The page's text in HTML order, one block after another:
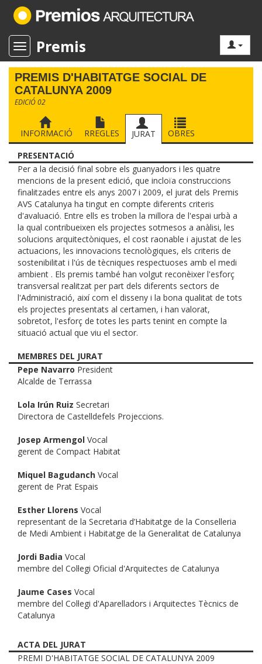
Toggle navigation
Premis
PREMIS D'HABITATGE SOCIAL DE
CATALUNYA 2009
EDICIÓ 02
INFORMACIÓ RREGLES JURAT
OBRES
PRESENTACIÓ
Per a la decisió final sobre els guanyadors i les quatre
mencions de la present edició, que incloïa construccions
finalitzades entre els anys 2007 i 2009, el jurat dels Premis
AVS Catalunya ha tingut en compte diferents criteris
d'avaluació. Entre ells es troben la millora de l'espai urbà a
la qual contribueixen els projectes sotmesos a anàlisi, les
solucions arquitectòniques, el cost raonable i ajustat de les
actuacions, les innovacions tecnològiques, els criteris de
sostenibilitat i l'ús de tècniques respectuoses amb el medi
ambient . Els premis també han volgut reconèixer l'esforç
transversal realitzat per part dels diferents sectors de
l'Administració, així com el disseny i la bona qualitat de tots
els projectes presentats al certamen, i han valorat,
sobretot, l'esforç de totes les parts tenint en compte la
situació actual que viu el sector.
MEMBRES DEL JURAT
Pepe Navarro President
Alcalde de Terrassa
Lola Irún Ruiz Secretari
Directora de Castelldefels Projeccions.
Josep Armengol Vocal
gerent de Compact Habitat
Miquel Bagudanch Vocal
gerent de Prat Espais
Esther Llorens Vocal
representant de la Secretaria d’Habitatge de la Conselleria
de Medi Ambient i Habitatge de la Generalitat de Catalunya
Jordi Badia Vocal
membre del Col·legi Oficial d'Arquitectes de Catalunya
Jaume Cases Vocal
membre del Col·legi d'Aparelladors i Arquitectes Tècnics de
Catalunya
ACTA DEL JURAT
PREMI D'HABITATGE SOCIAL DE CATALUNYA 2009